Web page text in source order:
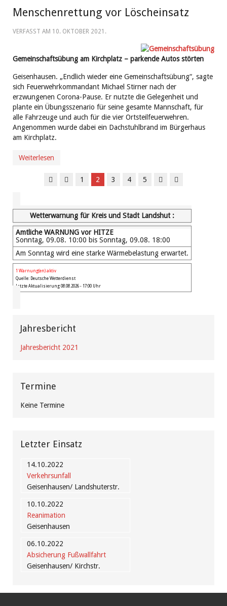
Menschenrettung vor Löscheinsatz
VERFASST AM 10. OKTOBER 2021 .
Gemeinschaftsübung am Kirchplatz – parkende Autos störten
Geisenhausen. „Endlich wieder eine Gemeinschaftsübung“, sagte
sich Feuerwehrkommandant Michael Stirner nach der
erzwungenen Corona-Pause. Er nutzte die Gelegenheit und
plante ein Übungsszenario für seine gesamte Mannschaft, für
alle Fahrzeuge und auch für die vier Ortsteilfeuerwehren.
Angenommen wurde dabei ein Dachstuhlbrand im Bürgerhaus
am Kirchplatz.
Weiterlesen
1 2 3 4 5
Wetterwarnung für Kreis und Stadt Landshut :
Amtliche WARNUNG vor HITZE
Sonntag, 09.08. 10:00 bis Sonntag, 09.08. 18:00
Am Sonntag wird eine starke Wärmebelastung erwartet.
1 Warnung(en) aktiv
Quelle: Deutsche Wetterdienst
Letzte Aktualisierung 08.08.2026 - 17:00 Uhr
Jahresbericht
Jahresbericht 2021
Termine
Keine Termine
Letzter Einsatz
14.10.2022
Verkehrsunfall
Geisenhausen/ Landshuterstr.
10.10.2022
Reanimation
Geisenhausen
06.10.2022
Absicherung Fußwallfahrt
Geisenhausen/ Kirchstr.